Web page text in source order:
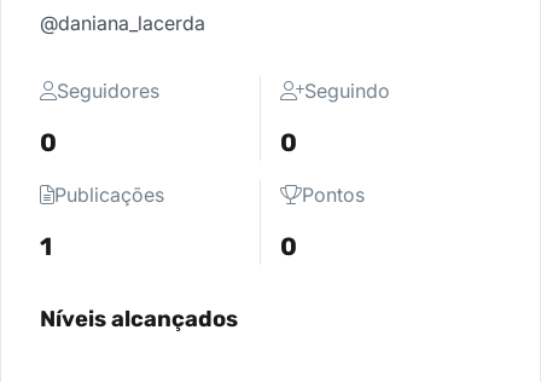
@daniana_lacerda
Seguidores
0
Seguindo
0
Publicações
1
Pontos
0
Níveis alcançados